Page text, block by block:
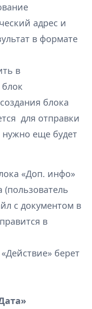
адрес и
в формате
в
блока
для отправки
нужно еще будет
«Доп. инфо»
(пользователь
с документом в
в
берет